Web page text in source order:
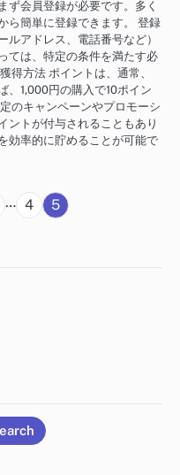
ず会員登録が必要です。多く
ら簡単に登録できます。 登録
アドレス、電話番号など）
ては、特定の条件を満たす必
得方法 ポイントは、通常、
、1,000円の購入で10ポイン
のキャンペーンやプロモーシ
ントが付与されることもあり
効率的に貯めることが可能で
… 4 5